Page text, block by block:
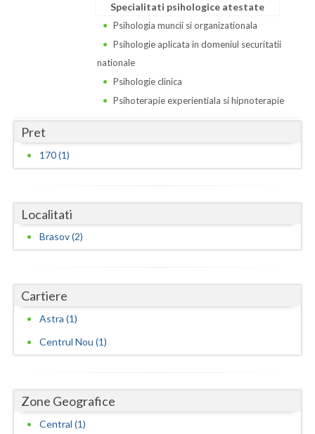
Iasi
Ilfov
Mehedinti
Mures
Olt
Prahova
Sibiu
Specialitati psihologice atestate
Psihologia muncii si organizationala
Psihologie aplicata in domeniul securitatii
nationale
Psihologie clinica
Psihoterapie experientiala si hipnoterapie
Pret
170 (1)
Localitati
Brasov (2)
Cartiere
Astra (1)
Centrul Nou (1)
Zone Geografice
Central (1)